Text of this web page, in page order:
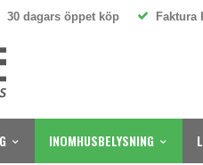
30 dagars öppet köp Faktura
INOMHUSBELYSNING